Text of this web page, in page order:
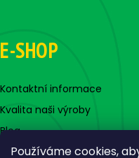
Používáme cookies,
E-SHOP
Kontaktní informace
Kvalita naši výroby
Blog